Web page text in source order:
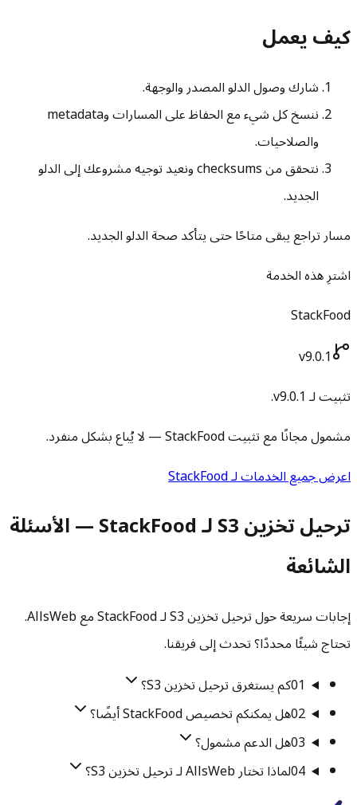
كيف يعمل
شارك وصول الدلو المصدر والوجهة.
ننسخ كل شيء مع الحفاظ على المسارات وmetadata
والصلاحيات.
نتحقق من checksums ونعيد توجيه مشروعك إلى الدلو
الجديد.
مسار تراجع يبقى متاحًا حتى يتأكد صحة الدلو الجديد.
اشترِ هذه الخدمة
StackFood
v9.0.1
تثبيت لـ v9.0.1.
مشمول مجانًا مع تثبيت StackFood — لا يُباع بشكل منفرد.
اعرض جميع الخدمات لـ StackFood
ترحيل تخزين S3 لـ StackFood — الأسئلة
الشائعة
إجابات سريعة حول ترحيل تخزين S3 لـ StackFood مع AllsWeb.
تحتاج شيئًا محددًا؟ تحدث إلى فريقنا.
01كم يستغرق ترحيل تخزين S3؟
02هل يمكنكم تخصيص StackFood أيضًا؟
03هل الدعم مشمول؟
04لماذا تختار AllsWeb لـ ترحيل تخزين S3؟